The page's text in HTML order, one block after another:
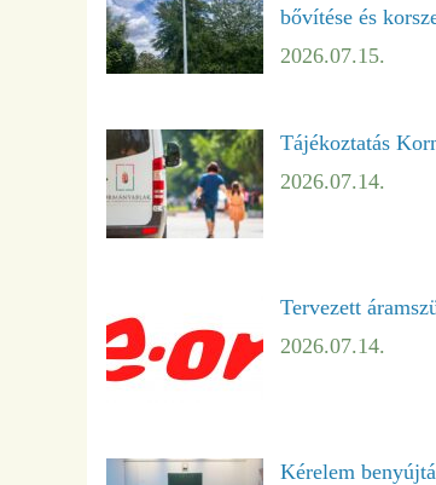
bővítése és
2026.07.15.
Tájékoztatás
2026.07.14.
Tervezett
2026.07.14.
Kérelem